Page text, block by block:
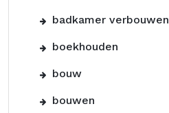
badkamer verbouwen
boekhouden
bouw
bouwen